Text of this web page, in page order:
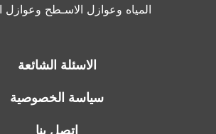
المياه وعوازل الاسـطح وعوازل
الاسئلة الشائعة
سياسة الخصوصية
اتصل بنا